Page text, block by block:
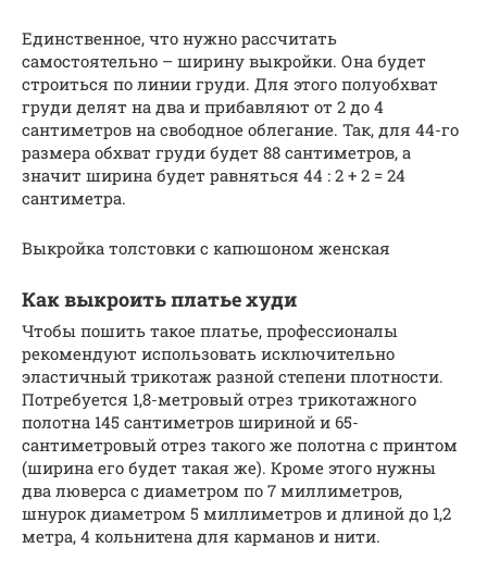
Единственное, что нужно рассчитать
самостоятельно – ширину выкройки. Она будет
строиться по линии груди. Для этого полуобхват
груди делят на два и прибавляют от 2 до 4
сантиметров на свободное облегание. Так, для 44-го
размера обхват груди будет 88 сантиметров, а
значит ширина будет равняться 44 : 2 + 2 = 24
сантиметра.
Выкройка толстовки с капюшоном женская
Как выкроить платье худи
Чтобы пошить такое платье, профессионалы
рекомендуют использовать исключительно
эластичный трикотаж разной степени плотности.
Потребуется 1,8-метровый отрез трикотажного
полотна 145 сантиметров шириной и 65-
сантиметровый отрез такого же полотна с принтом
(ширина его будет такая же). Кроме этого нужны
два люверса с диаметром по 7 миллиметров,
шнурок диаметром 5 миллиметров и длиной до 1,2
метра, 4 кольнитена для карманов и нити.